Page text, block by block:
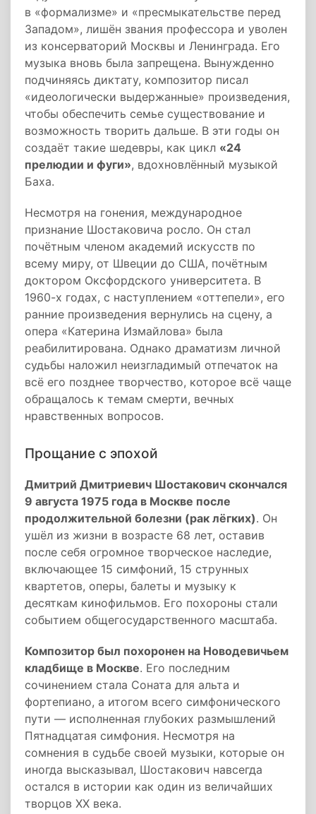
в «формализме» и «пресмыкательстве перед
Западом», лишён звания профессора и уволен
из консерваторий Москвы и Ленинграда. Его
музыка вновь была запрещена. Вынужденно
подчиняясь диктату, композитор писал
«идеологически выдержанные» произведения,
чтобы обеспечить семье существование и
возможность творить дальше. В эти годы он
создаёт такие шедевры, как цикл «24
прелюдии и фуги», вдохновлённый музыкой
Баха.
Несмотря на гонения, международное
признание Шостаковича росло. Он стал
почётным членом академий искусств по
всему миру, от Швеции до США, почётным
доктором Оксфордского университета. В
1960-х годах, с наступлением «оттепели», его
ранние произведения вернулись на сцену, а
опера «Катерина Измайлова» была
реабилитирована. Однако драматизм личной
судьбы наложил неизгладимый отпечаток на
всё его позднее творчество, которое всё чаще
обращалось к темам смерти, вечных
нравственных вопросов.
Прощание с эпохой
Дмитрий Дмитриевич Шостакович скончался
9 августа 1975 года в Москве после
продолжительной болезни (рак лёгких). Он
ушёл из жизни в возрасте 68 лет, оставив
после себя огромное творческое наследие,
включающее 15 симфоний, 15 струнных
квартетов, оперы, балеты и музыку к
десяткам кинофильмов. Его похороны стали
событием общегосударственного масштаба.
Композитор был похоронен на Новодевичьем
кладбище в Москве. Его последним
сочинением стала Соната для альта и
фортепиано, а итогом всего симфонического
пути — исполненная глубоких размышлений
Пятнадцатая симфония. Несмотря на
сомнения в судьбе своей музыки, которые он
иногда высказывал, Шостакович навсегда
остался в истории как один из величайших
творцов XX века.